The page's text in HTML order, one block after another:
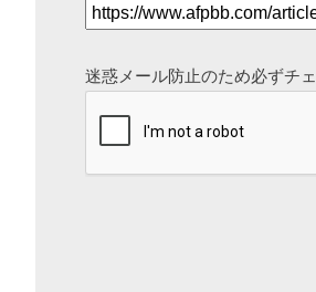
迷惑メール防止のため必ずチ